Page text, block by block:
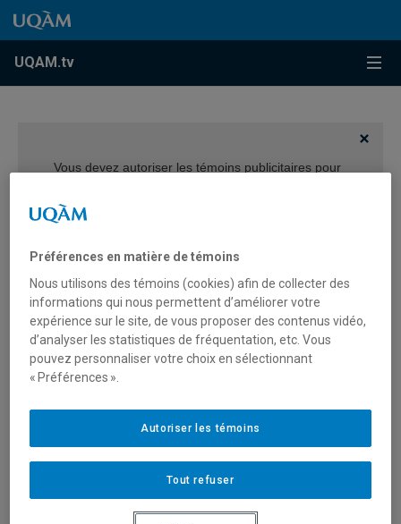
Accéder au contenu
Accéder au menu principal
Accéder à la recherche
Accéder au contenu
Accéder au menu principal
UQAM.tv
Vous devez autoriser les témoins publicitaires pour
Préférences des témoins
Pourquoi les arts à l’Université
2 novembre 2023 Durée: 01:57
Dans cette vidéo, Anne-Catherine Faucher, étudiante en
Préférences en matière de témoins
Nous utilisons des témoins (cookies) afin de collecter des
informations qui nous permettent d’améliorer votre
expérience sur le site, de vous proposer des contenus vidéo,
d’analyser les statistiques de fréquentation, etc. Vous
pouvez personnaliser votre choix en sélectionnant
« Préférences ».
Tout refuser
Autoriser les témoins